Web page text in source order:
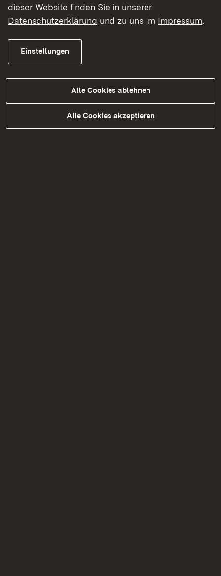
dieser Website finden Sie in unserer
Datenschutzerklärung und zu uns im Impressum.
Einstellungen
Alle Cookies ablehnen
Alle Cookies akzeptieren